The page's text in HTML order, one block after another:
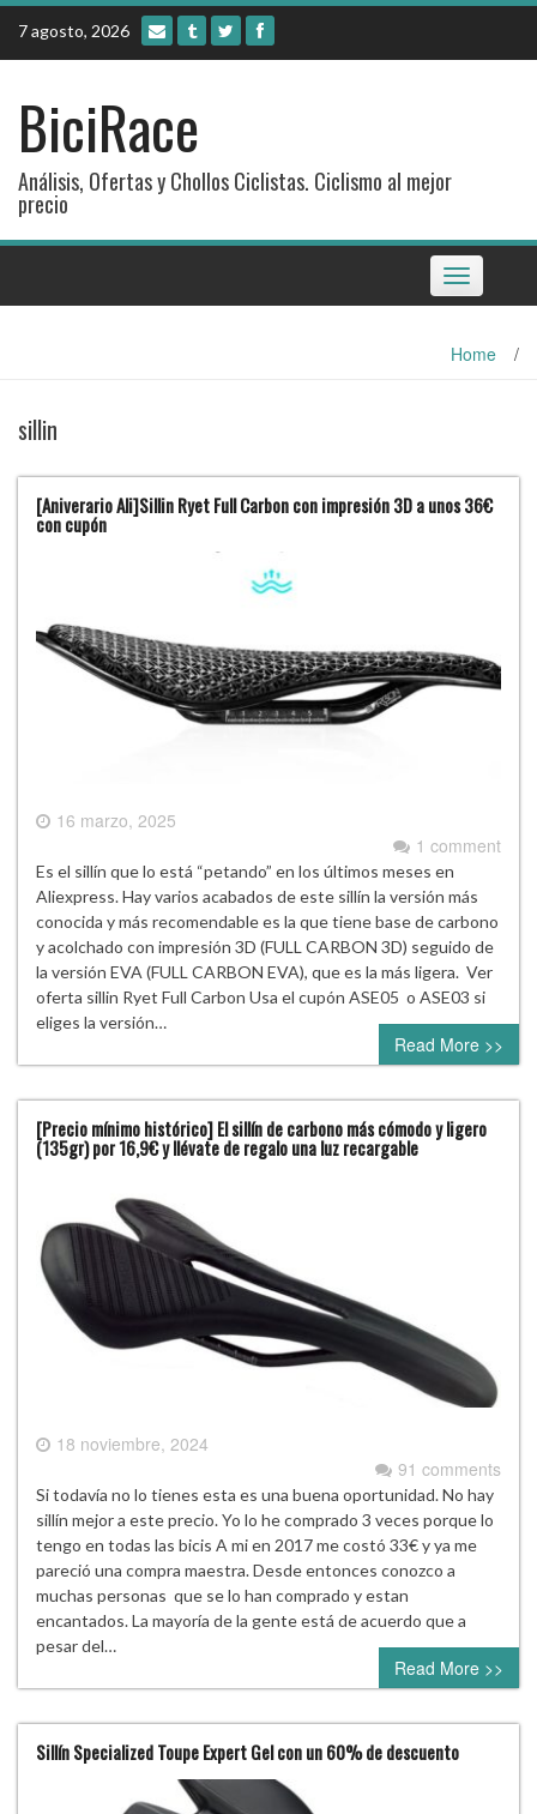
Skip
content
7 agosto, 2026
BiciRace
Análisis, Ofertas y Chollos Ciclistas. Ciclismo al mejor
precio
Toggle
navigation
Home /
sillin
[Aniverario Ali]Sillin Ryet Full Carbon con impresión 3D a unos 36€
con cupón
16 marzo, 2025
1 comment
Es el sillín que lo está “petando” en los últimos meses en
Aliexpress. Hay varios acabados de este sillín la versión más
conocida y más recomendable es la que tiene base de carbono
y acolchado con impresión 3D (FULL CARBON 3D) seguido de
la versión EVA (FULL CARBON EVA), que es la más ligera. Ver
oferta sillin Ryet Full Carbon Usa el cupón ASE05 o ASE03 si
eliges la versión…
Read More >>
[Precio mínimo histórico] El sillín de carbono más cómodo y ligero
(135gr) por 16,9€ y llévate de regalo una luz recargable
18 noviembre, 2024
91 comments
Si todavía no lo tienes esta es una buena oportunidad. No hay
sillín mejor a este precio. Yo lo he comprado 3 veces porque lo
tengo en todas las bicis A mi en 2017 me costó 33€ y ya me
pareció una compra maestra. Desde entonces conozco a
muchas personas que se lo han comprado y estan
encantados. La mayoría de la gente está de acuerdo que a
pesar del…
Read More >>
Sillín Specialized Toupe Expert Gel con un 60% de descuento